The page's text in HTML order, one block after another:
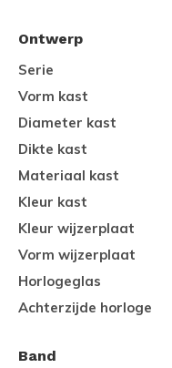
Ontwerp
Serie
Vorm kast
Diameter kast
Dikte kast
Materiaal kast
Kleur kast
Kleur wijzerplaat
Vorm wijzerplaat
Horlogeglas
Achterzijde horloge
Band